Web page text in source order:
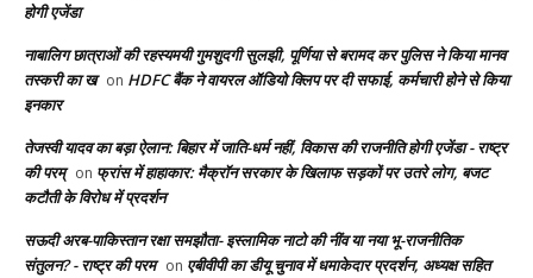
होगी एजेंडा
नाबालिग छात्राओं की रहस्यमयी गुमशुदगी सुलझी, पूर्णिया से बरामद कर पुलिस ने किया मानव
तस्करी का ख on HDFC बैंक ने वायरल ऑडियो क्लिप पर दी सफाई, कर्मचारी होने से किया
इनकार
तेजस्वी यादव का बड़ा ऐलान: बिहार में जाति-धर्म नहीं, विकास की राजनीति होगी एजेंडा - राष्ट्र
की परम् on फ्रांस में हाहाकार: मैक्रॉन सरकार के खिलाफ सड़कों पर उतरे लोग, बजट
कटौती के विरोध में प्रदर्शन
सऊदी अरब-पाकिस्तान रक्षा समझौता- इस्लामिक नाटो की नींव या नया भू-राजनीतिक
संतुलन? - राष्ट्र की परम on एबीवीपी का डीयू चुनाव में धमाकेदार प्रदर्शन, अध्यक्ष सहित